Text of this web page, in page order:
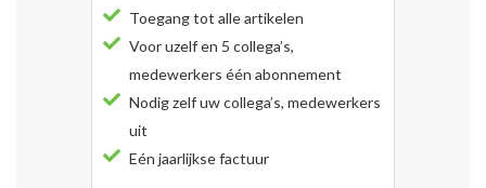
Toegang tot alle artikelen
Voor uzelf en 5 collega’s,
medewerkers één abonnement
Nodig zelf uw collega’s, medewerkers
uit
Eén jaarlijkse factuur